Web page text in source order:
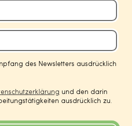
des Newsletters ausdrücklich
und den darin
ausdrücklich zu.